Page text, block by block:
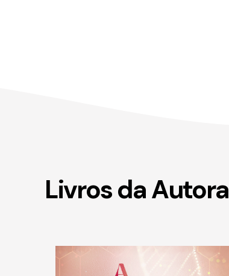
Livros da Autora